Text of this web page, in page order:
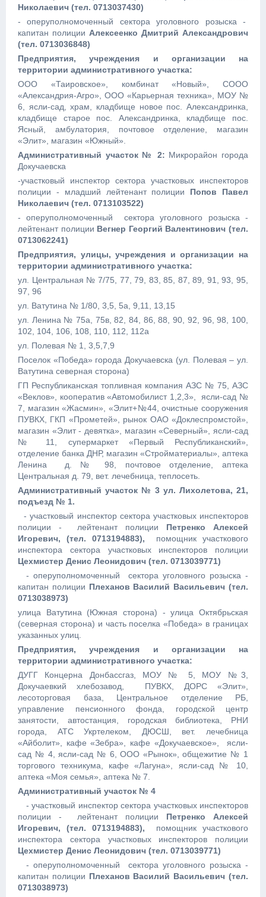
Николаевич (тел. 0713037430)
- оперуполномоченный сектора уголовного розыска -
капитан полиции Алексеенко Дмитрий Александрович
(тел. 0713036848)
Предприятия, учреждения и организации на
территории административного участка:
ООО «Таировское», комбинат «Новый», СООО
«Александрия-Агро», ООО «Карьерная техника», МОУ №
6, ясли-сад, храм, кладбище новое пос. Александринка,
кладбище старое пос. Александринка, кладбище пос.
Ясный, амбулатория, почтовое отделение, магазин
«Элит», магазин «Южный».
Административный участок № 2: Микрорайон города
Докучаевска
-участковый инспектор сектора участковых инспекторов
полиции - младший лейтенант полиции Попов Павел
Николаевич (тел. 0713103522)
- оперуполномоченный сектора уголовного розыска -
лейтенант полиции Вегнер Георгий Валентинович (тел.
0713062241)
Предприятия, улицы, учреждения и организации на
территории административного участка:
ул. Центральная № 7/75, 77, 79, 83, 85, 87, 89, 91, 93, 95,
97, 96
ул. Ватутина № 1/80, 3,5, 5а, 9,11, 13,15
ул. Ленина № 75а, 75в, 82, 84, 86, 88, 90, 92, 96, 98, 100,
102, 104, 106, 108, 110, 112, 112а
ул. Полевая № 1, 3,5,7,9
Поселок «Победа» города Докучаевска (ул. Полевая – ул.
Ватутина северная сторона)
ГП Республиканская топливная компания АЗС № 75, АЗС
«Веклов», кооператив «Автомобилист 1,2,3», ясли-сад №
7, магазин «Жасмин», «Элит+№44, очистные сооружения
ПУВКХ, ГКП «Прометей», рынок ОАО «Доклеспромстой»,
магазин «Элит - девятка», магазин «Северный», ясли-сад
№ 11, супермаркет «Первый Республиканский»,
отделение банка ДНР, магазин «Стройматериалы», аптека
Ленина д. № 98, почтовое отделение, аптека
Центральная д. 79, вет. лечебница, теплосеть.
Административный участок № 3 ул. Лихолетова, 21,
подъезд № 1.
- участковый инспектор сектора участковых инспекторов
полиции - лейтенант полиции Петренко Алексей
Игоревич, (тел. 0713194883), помощник участкового
инспектора сектора участковых инспекторов полиции
Цехмистер Денис Леонидович (тел. 0713039771)
- оперуполномоченный сектора уголовного розыска -
капитан полиции Плеханов Василий Васильевич (тел.
0713038973)
улица Ватутина (Южная сторона) - улица Октябрьская
(северная сторона) и часть поселка «Победа» в границах
указанных улиц.
Предприятия, учреждения и организации на
территории административного участка:
ДУГГ Концерна Донбассгаз, МОУ № 5, МОУ №3,
Докучаевкий хлебозавод, ПУВКХ, ДОРС «Элит»,
лесоторговая база, Центральное отделение РБ,
управление пенсионного фонда, городской центр
занятости, автостанция, городская библиотека, РНИ
города, АТС Укртелеком, ДЮСШ, вет. лечебница
«Айболит», кафе «Зебра», кафе «Докучаевское», ясли-
сад № 4, ясли-сад № 6, ООО «Рынок», общежитие № 1
торгового техникума, кафе «Лагуна», ясли-сад № 10,
аптека «Моя семья», аптека № 7.
Административный участок № 4
- участковый инспектор сектора участковых инспекторов
полиции - лейтенант полиции Петренко Алексей
Игоревич, (тел. 0713194883), помощник участкового
инспектора сектора участковых инспекторов полиции
Цехмистер Денис Леонидович (тел. 0713039771)
- оперуполномоченный сектора уголовного розыска -
капитан полиции Плеханов Василий Васильевич (тел.
0713038973)